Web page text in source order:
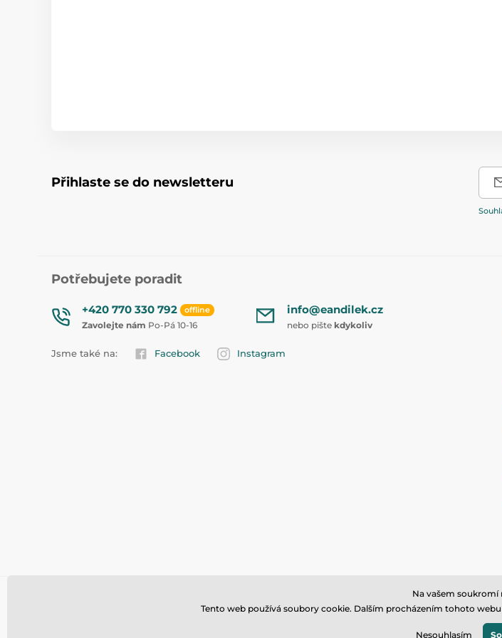
Přihlaste se do newsletteru
Potřebujete poradit
+420 770 330 792 offline
Zavolejte nám Po-Pá 10-16
info@eandilek.cz
nebo pište kdykoliv
Jsme také na: Facebook Instagram
© 2026 www.eandilek.cz ⦁ E-
Na vašem soukromí
Tento web používá soubory cookie. Dalším procházením tohoto
Nesouhlasím